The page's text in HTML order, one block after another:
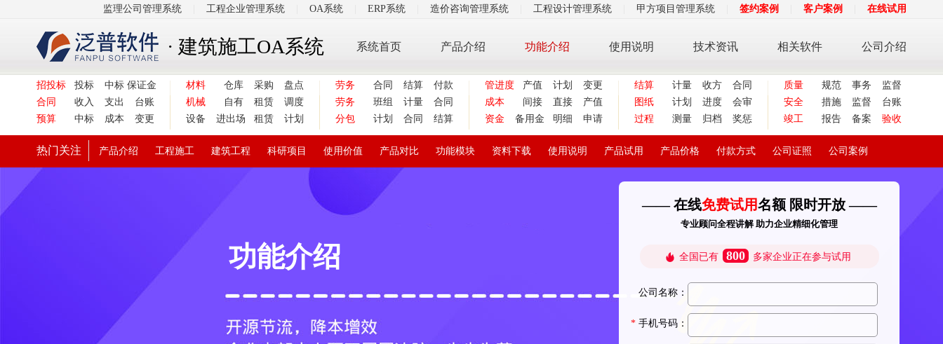
监理公司管理系统 工程企业管理系统 OA系统 ERP系统 造价咨询管理系统 工程设计管理系统 甲方项目管理系统 签约案例 客户案例 在线试用
· 建筑施工OA系统 系统首页 产品介绍 功能介绍 使用说明 技术资讯 相关软件 公司介绍
招投标 投标 中标 保证金
合同
收入 支出
台账
预算
中标 成本 变更
材料 仓库 采购
盘点
机械
自有 租赁
调度
设备
进出场 租赁 计划
劳务 合同 结算
付款
劳务
班组 计量
合同
分包
计划 合同 结算
管进度 产值 计划
变更
成本
间接 直接
产值
资金
备用金 明细 申请
结算 计量 收方
合同
图纸
计划 进度
会审
过程
测量 归档 奖惩
质量 规范 事务
监督
安全
措施 监督
台账
竣工
报告 备案 验收
热门关注 产品介绍 工程施工 建筑工程 科研项目 使用价值 产品对比 功能模块 资料下载 使用说明 产品试用 产品价格 付款方式 公司证照 公司案例
功能介绍